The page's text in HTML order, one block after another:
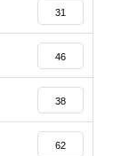
31
46
38
62